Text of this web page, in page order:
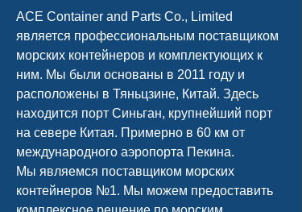
ACE Container and Parts Co., Limited
является профессиональным поставщиком
морских контейнеров и комплектующих к
ним. Мы были основаны в 2011 году и
расположены в Тяньцзине, Китай. Здесь
находится порт Синьган, крупнейший порт
на севере Китая. Примерно в 60 км от
международного аэропорта Пекина.
Мы являемся поставщиком морских
контейнеров №1. Мы можем предоставить